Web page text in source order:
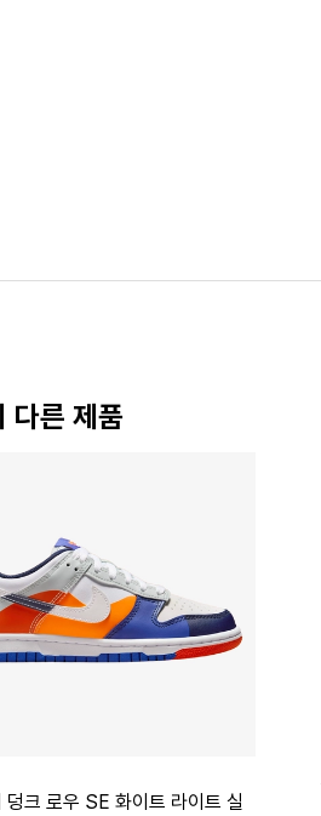
다른 제품
덩크 로우 SE 화이트 라이트 실